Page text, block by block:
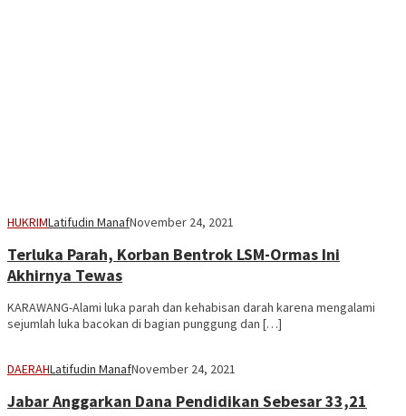
HUKRIMLatifudin ManafNovember 24, 2021
Terluka Parah, Korban Bentrok LSM-Ormas Ini
Akhirnya Tewas
KARAWANG-Alami luka parah dan kehabisan darah karena mengalami
sejumlah luka bacokan di bagian punggung dan […]
DAERAHLatifudin ManafNovember 24, 2021
Jabar Anggarkan Dana Pendidikan Sebesar 33,21